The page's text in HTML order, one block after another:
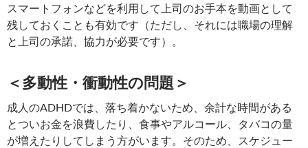
スマートフォンなどを利用して上司のお手本を動画として
残しておくことも有効です（ただし、それには職場の理解
と上司の承諾、協力が必要です）。
＜多動性・衝動性の問題＞
成人のADHDでは、落ち着かないため、余計な時間がある
とついお金を浪費したり、食事やアルコール、タバコの量
が増えたりしてしまう方がいます。そのため、スケジュー